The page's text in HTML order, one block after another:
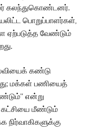
கலந்துகொண்டனர்.
பொறுப்பாளர்கள்,
ஏற்படுத்த வேண்டும்
கண்டு
மக்கள் பணியைத்
என்று
கட்சியை மீண்டும்
நிர்வாகிகளுக்கு